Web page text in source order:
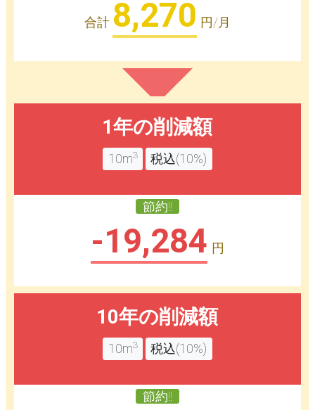
合計 8,270 円/月
1年の削減額
10m3 税込(10%)
節約!!
-19,284 円
10年の削減額
10m3 税込(10%)
節約!!